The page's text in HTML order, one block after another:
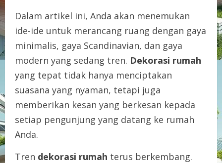
Dalam artikel ini, Anda akan menemukan
ide-ide untuk merancang ruang dengan gaya
minimalis, gaya Scandinavian, dan gaya
modern yang sedang tren. Dekorasi rumah
yang tepat tidak hanya menciptakan
suasana yang nyaman, tetapi juga
memberikan kesan yang berkesan kepada
setiap pengunjung yang datang ke rumah
Anda.
Tren dekorasi rumah terus berkembang.